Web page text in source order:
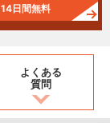
日間無料
よくある
質問